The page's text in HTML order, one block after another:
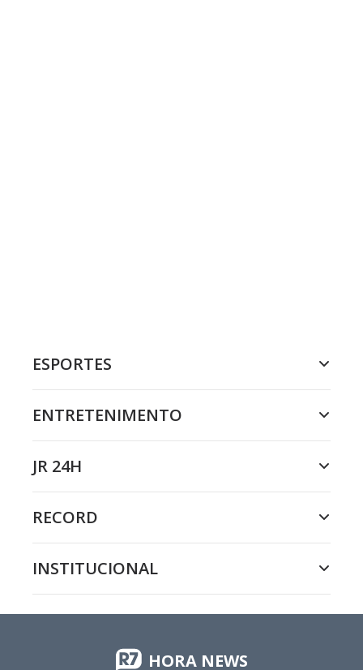
ESPORTES
ENTRETENIMENTO
JR 24H
RECORD
INSTITUCIONAL
HORA NEWS